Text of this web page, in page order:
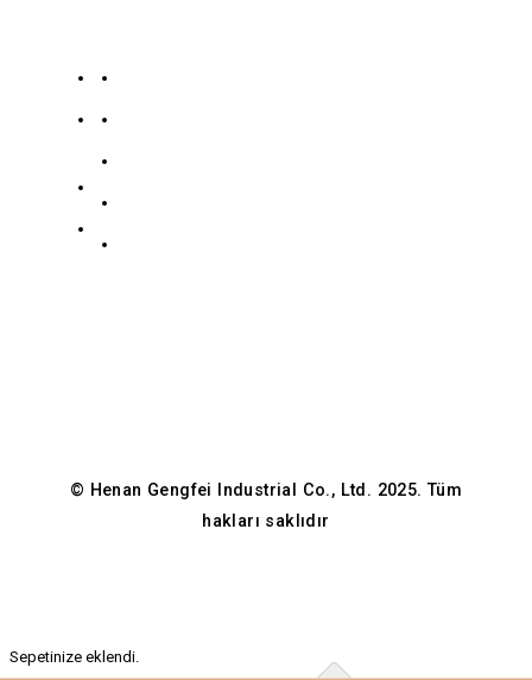
186
Guancheng
Bölgesi,
19139863252
Jenny-
© Henan Gengfei Industrial Co., Ltd. 2025. Tüm
hakları saklıdır
Sepetinize eklendi.